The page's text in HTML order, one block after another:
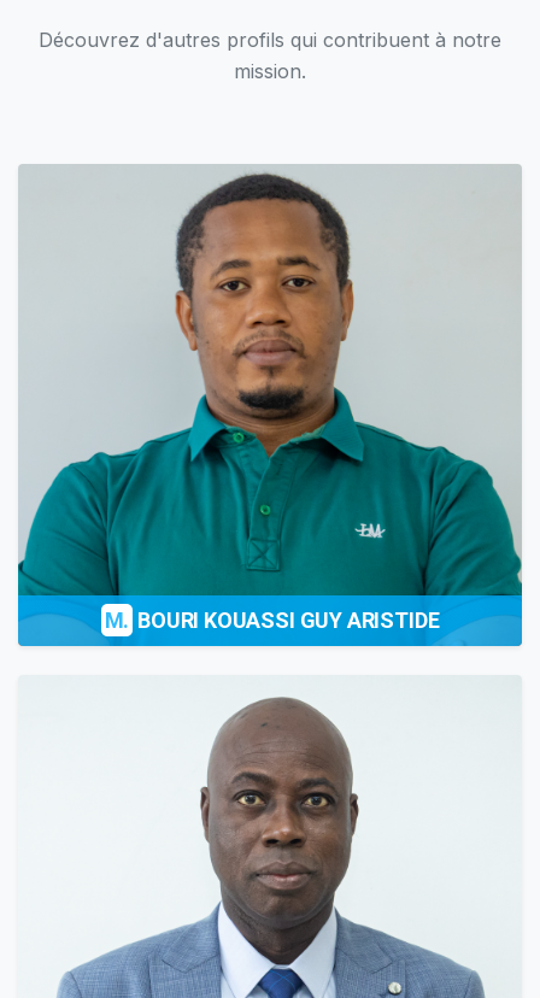
Découvrez d'autres profils qui contribuent à notre
mission.
M. BOURI KOUASSI GUY ARISTIDE